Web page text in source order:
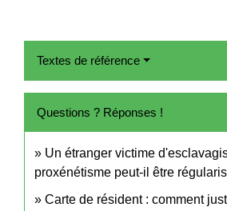
Textes de référence
Questions ? Réponses !
Un étranger victime
proxénétisme peut-il être
Carte de résident : comment